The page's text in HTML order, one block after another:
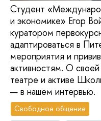
Студент
и экономике» Егор
куратором
адаптироваться в
мероприятия и
активностям. О
театре и активе
— в нашем интервью.
Свободное общение